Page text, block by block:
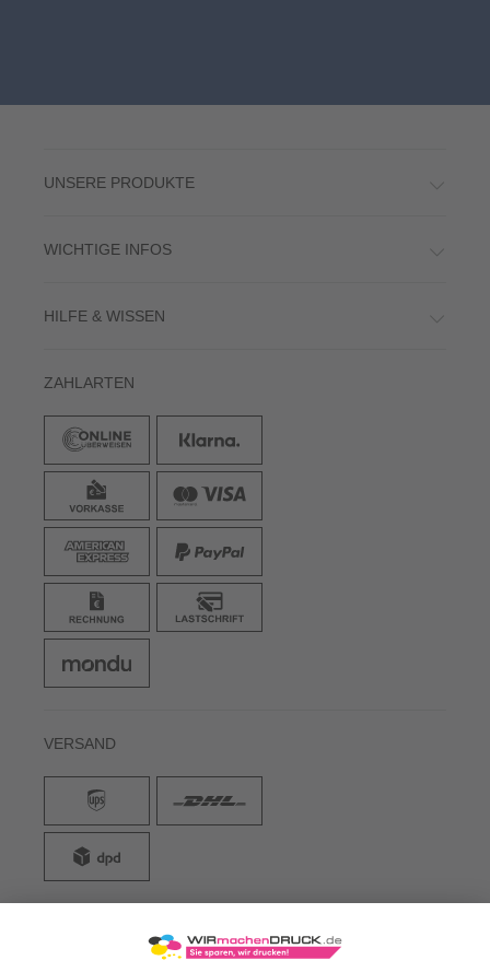
UNSERE PRODUKTE
WICHTIGE INFOS
HILFE & WISSEN
ZAHLARTEN
VERSAND
WIRmachenDRUCK GmbH